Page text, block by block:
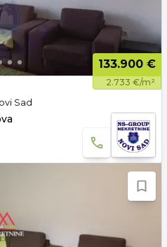
133.900 €
2.733 €/m²
Sad